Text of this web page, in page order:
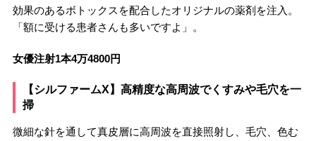
効果のあるボトックスを配合したオリジナルの薬剤を注入。
「額に受ける患者さんも多いですよ」。
女優注射1本4万4800円
【シルファームX】高精度な高周波でくすみや毛穴を一
掃
微細な針を通して真皮層に高周波を直接照射し、毛穴、色む